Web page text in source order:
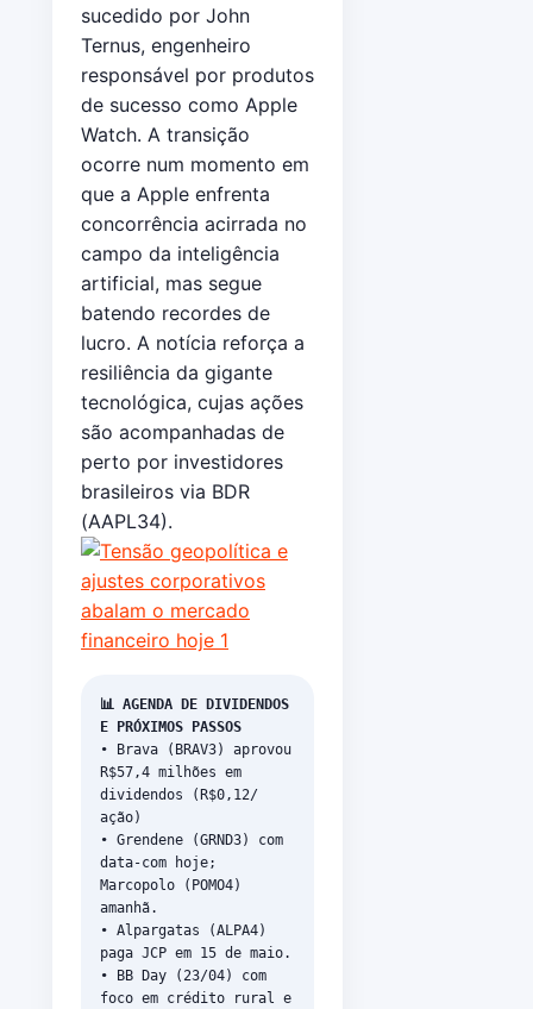
sucedido por John
Ternus, engenheiro
responsável por produtos
de sucesso como Apple
Watch. A transição
ocorre num momento em
que a Apple enfrenta
concorrência acirrada no
campo da inteligência
artificial, mas segue
batendo recordes de
lucro. A notícia reforça a
resiliência da gigante
tecnológica, cujas ações
são acompanhadas de
perto por investidores
brasileiros via BDR
(AAPL34).
📊 AGENDA DE DIVIDENDOS
E PRÓXIMOS PASSOS
• Brava (BRAV3) aprovou
R$57,4 milhões em
dividendos (R$0,12/
ação)
• Grendene (GRND3) com
data-com hoje;
Marcopolo (POMO4)
amanhã.
• Alpargatas (ALPA4)
paga JCP em 15 de maio.
• BB Day (23/04) com
foco em crédito rural e